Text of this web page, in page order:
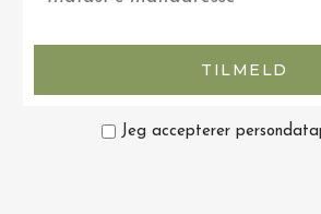
TILMELD
Jeg accepterer